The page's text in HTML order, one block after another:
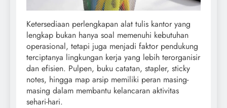
Ketersediaan perlengkapan alat tulis kantor yang
lengkap bukan hanya soal memenuhi kebutuhan
operasional, tetapi juga menjadi faktor pendukung
terciptanya lingkungan kerja yang lebih terorganisir
dan efisien. Pulpen, buku catatan, stapler, sticky
notes, hingga map arsip memiliki peran masing-
masing dalam membantu kelancaran aktivitas
sehari-hari.